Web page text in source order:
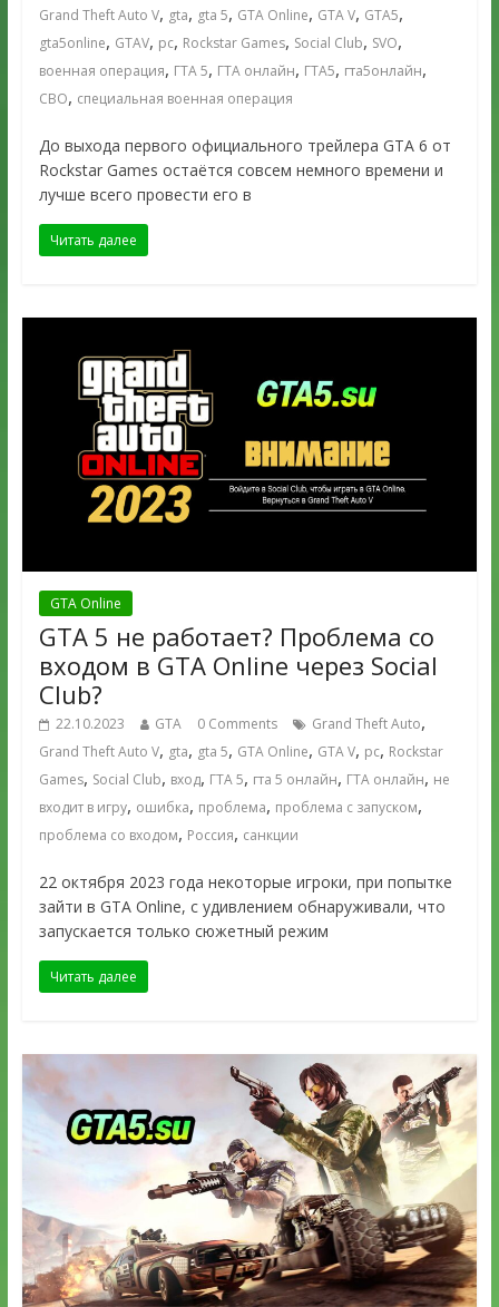
Grand Theft Auto V, gta, gta 5, GTA Online, GTA V, GTA5,
gta5online, GTAV, pc, Rockstar Games, Social Club, SVO,
военная операция, ГТА 5, ГТА онлайн, ГТА5, гта5онлайн,
СВО, специальная военная операция
До выхода первого официального трейлера GTA 6 от
Rockstar Games остаётся совсем немного времени и
лучше всего провести его в
Читать далее
GTA Online
GTA 5 не работает? Проблема со
входом в GTA Online через Social
Club?
22.10.2023 GTA 0 Comments Grand Theft Auto,
Grand Theft Auto V, gta, gta 5, GTA Online, GTA V, pc, Rockstar
Games, Social Club, вход, ГТА 5, гта 5 онлайн, ГТА онлайн, не
входит в игру, ошибка, проблема, проблема с запуском,
проблема со входом, Россия, санкции
22 октября 2023 года некоторые игроки, при попытке
зайти в GTA Online, с удивлением обнаруживали, что
запускается только сюжетный режим
Читать далее